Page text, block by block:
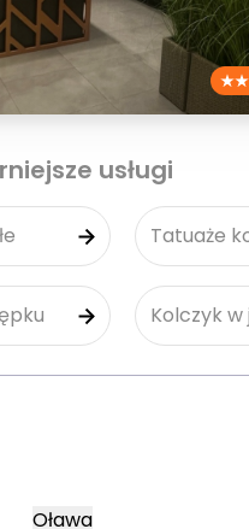
usługi
Tatuaże
Kolczyk w
Oława